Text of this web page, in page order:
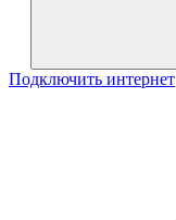
Подключить интернет